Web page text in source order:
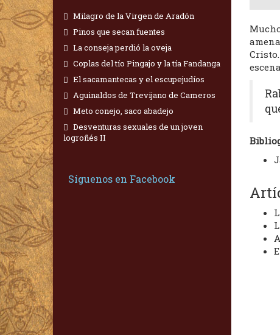
Milagro de la Virgen de Aradón
Pinos que secan fuentes
La conseja perdió la oveja
Coplas del tío Pingajo y la tía Fandanga
El sacamantecas y el escupejudíos
Aguinaldos de Trevijano de Cameros
Meto conejo, saco abadejo
Desventuras sexuales de un joven
logroñés II
Síguenos en Facebook